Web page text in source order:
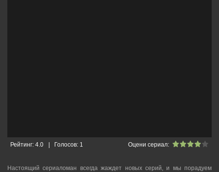
Оцени сериал:
Рейтинг: 4.0 Голосов: 1
Настоящий сериаломан всегда жаждет новых серий, и мы порадуем